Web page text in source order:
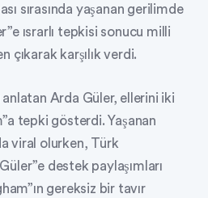
sırasında yaşanan gerilimde
ısrarlı tepkisi sonucu milli
karşılık verdi.
Arda Güler, ellerini iki
tepki gösterdi. Yaşanan
viral olurken, Türk
destek paylaşımları
gereksiz bir tavır